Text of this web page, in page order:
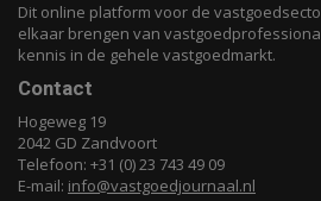
Dit online platform voor de
elkaar brengen van
kennis in de gehele vastgoedmarkt.
Contact
Hogeweg 19
2042 GD Zandvoort
Telefoon: +31 (0) 23 743 49 09
E-mail: info@vastgoedjournaal.nl